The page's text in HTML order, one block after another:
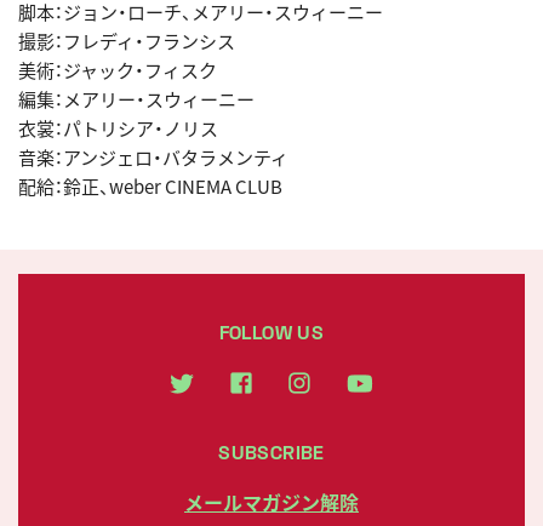
脚本：ジョン・ローチ、メアリー・スウィーニー
撮影：フレディ・フランシス
美術：ジャック・フィスク
編集：メアリー・スウィーニー
衣裳：パトリシア・ノリス
音楽：アンジェロ・バタラメンティ
配給：鈴正、weber CINEMA CLUB
FOLLOW US
SUBSCRIBE
メールマガジン解除